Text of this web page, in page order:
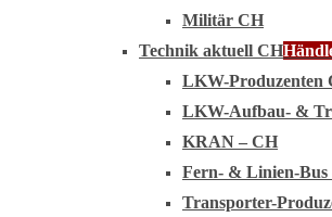
Militär CH
Technik aktuell CH
LKW-Produzenten
LKW-Aufbau- &
KRAN – CH
Fern- & Linien-Bus
Transporter-